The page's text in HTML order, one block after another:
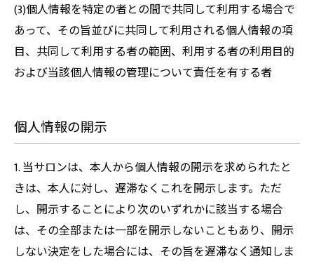
(3)個人情報を特定の者との間で共同して利用する場合で
あって、その旨並びに共同して利用される個人情報の項
目、共同して利用する者の範囲、利用する者の利用目的
および当該個人情報の管理について責任を有する者
個人情報の開示
1. 当サロンは、本人から個人情報の開示を求められたと
きは、本人に対し、遅滞なくこれを開示します。ただ
し、開示することにより次のいずれかに該当する場合
は、その全部または一部を開示しないこともあり、開示
しない決定をした場合には、その旨を遅滞なく通知しま